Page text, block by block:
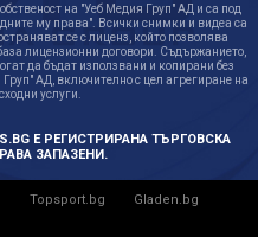
на "Уеб Медия Груп" АД и са под
му права". Всички снимки и видеа са
се с лиценз, който позволява
лицензионни договори. Съдържанието,
да бъдат използвани и копирани без
АД, включително с цел агрегиране на
услуги.
Е РЕГИСТРИРАНА ТЪРГОВСКА
ЗАПАЗЕНИ.
Topsport.bg Gladen.bg